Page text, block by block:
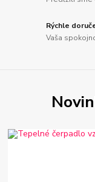
Rýchle
Vaša